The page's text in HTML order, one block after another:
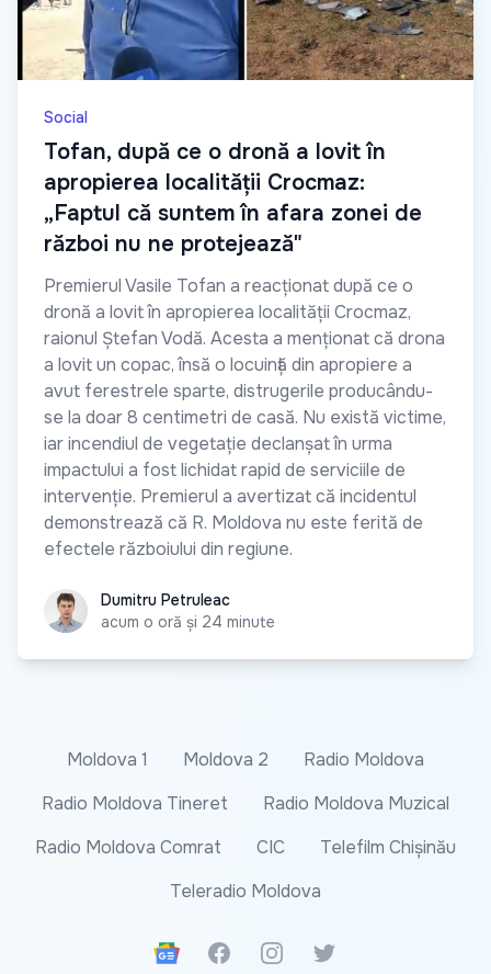
Social
Tofan, după ce o dronă a lovit în
apropierea localității Crocmaz:
„Faptul că suntem în afara zonei de
război nu ne protejează"
Premierul Vasile Tofan a reacționat după ce o
dronă a lovit în apropierea localității Crocmaz,
raionul Ștefan Vodă. Acesta a menționat că drona
a lovit un copac, însă o locuință din apropiere a
avut ferestrele sparte, distrugerile producându-
se la doar 8 centimetri de casă. Nu există victime,
iar incendiul de vegetație declanșat în urma
impactului a fost lichidat rapid de serviciile de
intervenție. Premierul a avertizat că incidentul
demonstrează că R. Moldova nu este ferită de
efectele războiului din regiune.
Dumitru Petruleac
Dumitru Petruleac
acum o oră și 24 minute
Moldova 1 Moldova 2
Radio Moldova
Radio Moldova Tineret
Radio Moldova Muzical
Radio Moldova Comrat
CIC
Telefilm Chișinău
Teleradio Moldova
Google News
FacebookInstagramTwitter